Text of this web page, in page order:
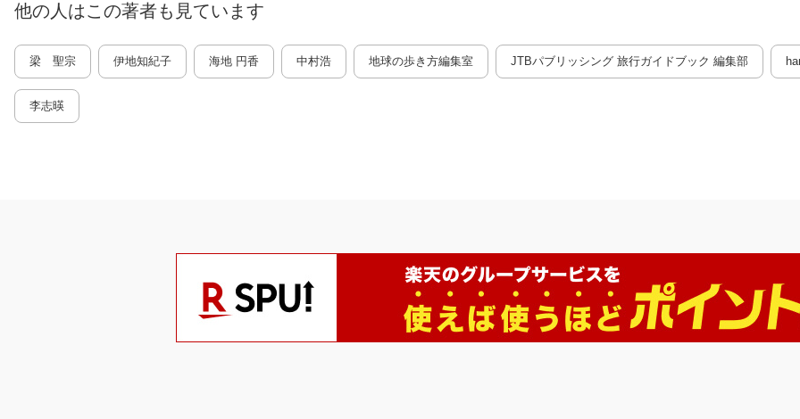
他の人はこの著者も見ています
梁 聖宗 伊地知紀子 海地 円香 中村浩 地球の歩き方編集室 JTBパブリッシング 旅行ガイドブック 編集部
李志暎